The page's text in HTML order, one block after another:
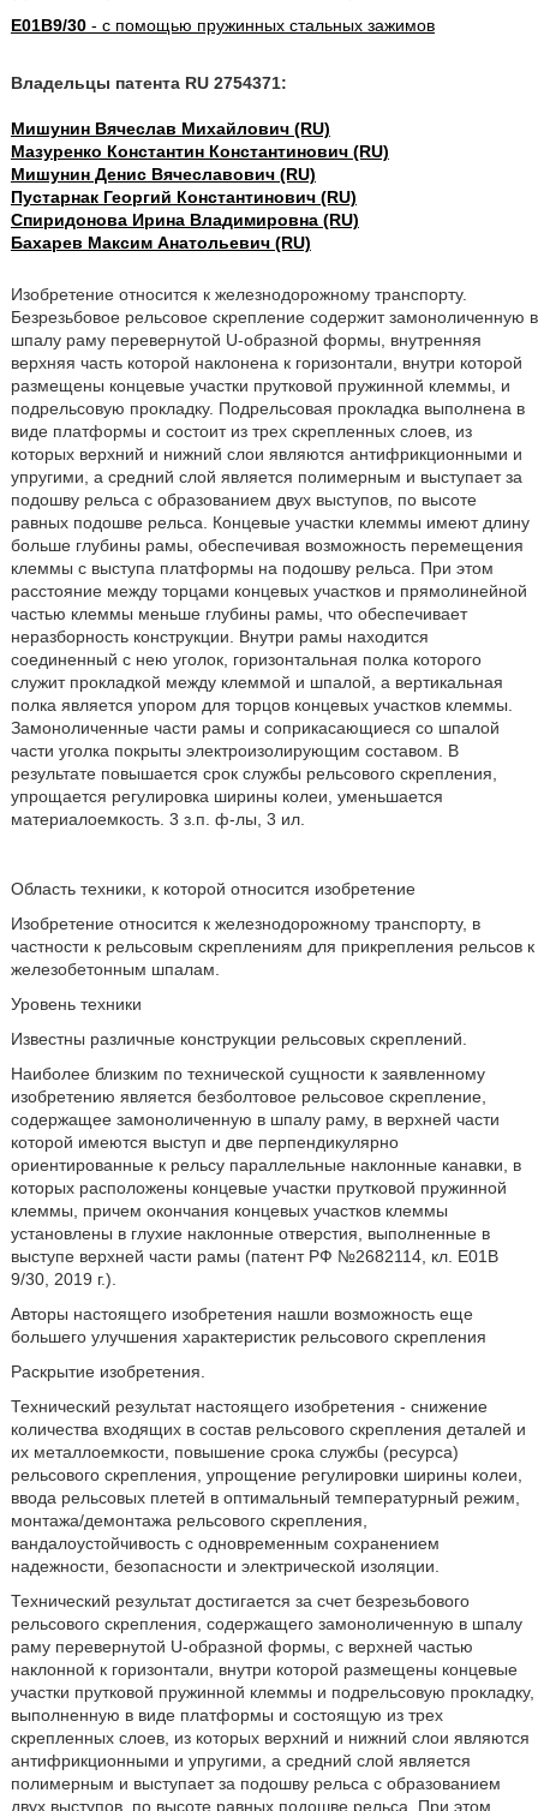
E01B9/30- с помощью пружинных стальных зажимов
Владельцы патента RU 2754371:
Мишунин Вячеслав Михайлович (RU)
Мазуренко Константин Константинович (RU)
Мишунин Денис Вячеславович (RU)
Пустарнак Георгий Константинович (RU)
Спиридонова Ирина Владимировна (RU)
Бахарев Максим Анатольевич (RU)
Изобретение относится к железнодорожному транспорту.
Безрезьбовое рельсовое скрепление содержит замоноличенную в
шпалу раму перевернутой U-образной формы, внутренняя
верхняя часть которой наклонена к горизонтали, внутри которой
размещены концевые участки прутковой пружинной клеммы, и
подрельсовую прокладку. Подрельсовая прокладка выполнена в
виде платформы и состоит из трех скрепленных слоев, из
которых верхний и нижний слои являются антифрикционными и
упругими, а средний слой является полимерным и выступает за
подошву рельса с образованием двух выступов, по высоте
равных подошве рельса. Концевые участки клеммы имеют длину
больше глубины рамы, обеспечивая возможность перемещения
клеммы с выступа платформы на подошву рельса. При этом
расстояние между торцами концевых участков и прямолинейной
частью клеммы меньше глубины рамы, что обеспечивает
неразборность конструкции. Внутри рамы находится
соединенный с нею уголок, горизонтальная полка которого
служит прокладкой между клеммой и шпалой, а вертикальная
полка является упором для торцов концевых участков клеммы.
Замоноличенные части рамы и соприкасающиеся со шпалой
части уголка покрыты электроизолирующим составом. В
результате повышается срок службы рельсового скрепления,
упрощается регулировка ширины колеи, уменьшается
материалоемкость. 3 з.п. ф-лы, 3 ил.
Область техники, к которой относится изобретение
Изобретение относится к железнодорожному транспорту, в
частности к рельсовым скреплениям для прикрепления рельсов к
железобетонным шпалам.
Уровень техники
Известны различные конструкции рельсовых скреплений.
Наиболее близким по технической сущности к заявленному
изобретению является безболтовое рельсовое скрепление,
содержащее замоноличенную в шпалу раму, в верхней части
которой имеются выступ и две перпендикулярно
ориентированные к рельсу параллельные наклонные канавки, в
которых расположены концевые участки прутковой пружинной
клеммы, причем окончания концевых участков клеммы
установлены в глухие наклонные отверстия, выполненные в
выступе верхней части рамы (патент РФ №2682114, кл. Е01В
9/30, 2019 г.).
Авторы настоящего изобретения нашли возможность еще
большего улучшения характеристик рельсового скрепления
Раскрытие изобретения.
Технический результат настоящего изобретения - снижение
количества входящих в состав рельсового скрепления деталей и
их металлоемкости, повышение срока службы (ресурса)
рельсового скрепления, упрощение регулировки ширины колеи,
ввода рельсовых плетей в оптимальный температурный режим,
монтажа/демонтажа рельсового скрепления,
вандалоустойчивость с одновременным сохранением
надежности, безопасности и электрической изоляции.
Технический результат достигается за счет безрезьбового
рельсового скрепления, содержащего замоноличенную в шпалу
раму перевернутой U-образной формы, с верхней частью
наклонной к горизонтали, внутри которой размещены концевые
участки прутковой пружинной клеммы и подрельсовую прокладку,
выполненную в виде платформы и состоящую из трех
скрепленных слоев, из которых верхний и нижний слои являются
антифрикционными и упругими, а средний слой является
полимерным и выступает за подошву рельса с образованием
двух выступов, по высоте равных подошве рельса. При этом,